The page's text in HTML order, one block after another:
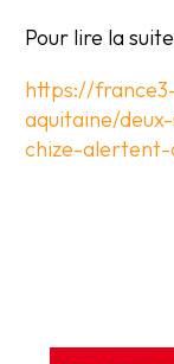
Pour lire la
https://
aquitaine/
chize-alertent-